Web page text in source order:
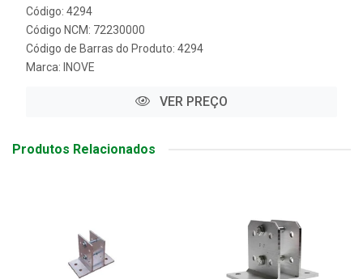
Código: 4294
Código NCM: 72230000
Código de Barras do Produto: 4294
Marca: INOVE
VER PREÇO
Produtos Relacionados